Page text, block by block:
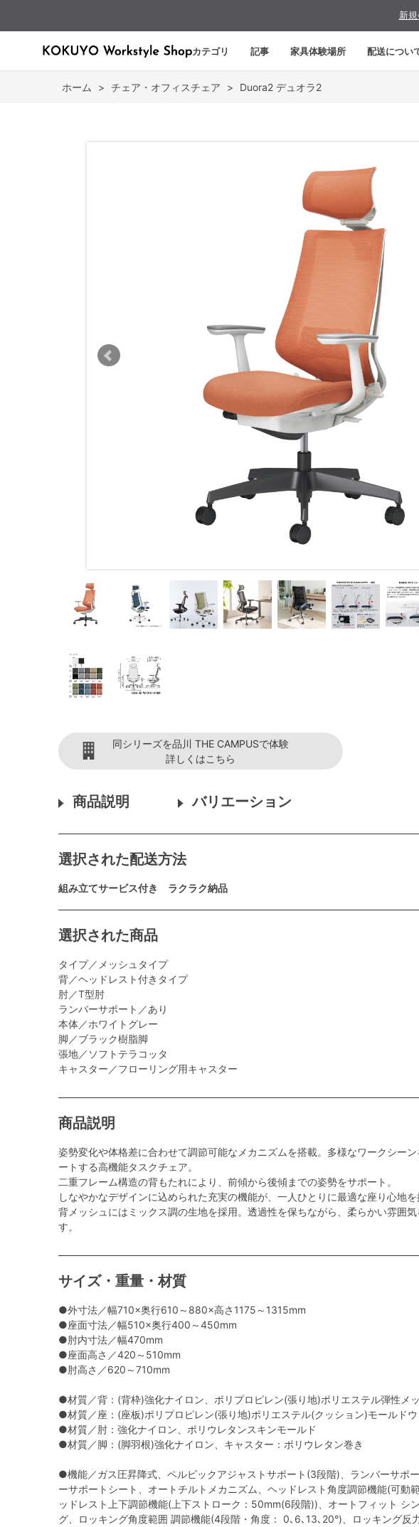
新
カテゴリ 記事 家具体験場所 配送につい
ホーム > チェア・オフィスチェア > Duora2 デュオラ2
同シリーズを品川 THE CAMPUSで体験
詳しくはこちら
商品説明 バリエーション
選択された配送方法
組み立てサービス付き ラクラク納品
選択された商品
タイプ／メッシュタイプ
背／ヘッドレスト付きタイプ
肘／T型肘
ランバーサポート／あり
本体／ホワイトグレー
脚／ブラック樹脂脚
張地／ソフトテラコッタ
キャスター／フローリング用キャスター
商品説明
姿勢変化や体格差に合わせて調節可能なメカニズムを搭載。多様なワークシー
ートする高機能タスクチェア。
二重フレーム構造の背もたれにより、前傾から後傾までの姿勢をサポート。
しなやかなデザインに込められた充実の機能が、一人ひとりに最適な座り心地を
背メッシュにはミックス調の生地を採用。透過性を保ちながら、柔らかい雰囲気
す。
サイズ・重量・材質
●外寸法／幅710×奥行610～880×高さ1175～1315mm
●座面寸法／幅510×奥行400～450mm
●肘内寸法／幅470mm
●座面高さ／420～510mm
●肘高さ／620～710mm
●材質／背：(背枠)強化ナイロン、ポリプロピレン(張り地)ポリエステル弾性メ
●材質／座：(座板)ポリプロピレン(張り地)ポリエステル(クッション)モールド
●材質／肘：強化ナイロン、ポリウレタンスキンモールド
●材質／脚：(脚羽根)強化ナイロン、キャスター：ポリウレタン巻き
●機能／ガス圧昇降式、ペルビックアジャストサポート(3段階)、ランバーサポ
ーサポートシート、オートチルトメカニズム、ヘッドレスト角度調節機能(可動
ッドレスト上下調節機能(上下ストローク：50mm(6段階))、オートフィット シ
グ、ロッキング角度範囲 調節機能(4段階・角度： 0､6､13､20°)、ロッキング反